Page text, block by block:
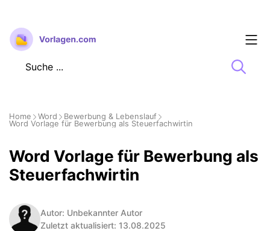
Zum
Inhalt
springen
Home Word
Bewerbung & Lebenslauf
Word Vorlage für Bewerbung als Steuerfachwirtin
Word Vorlage für Bewerbung als
Steuerfachwirtin
Autor: Unbekannter Autor
Zuletzt aktualisiert: 13.08.2025